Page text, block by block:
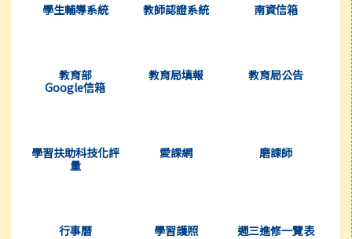
學生輔導系統 教師認證系統 南資信箱
教育部
Google信箱
教育局填報 教育局公告
學習扶助科技化評
量
愛課網 磨課師
行事曆 學習護照 週三進修一覽表